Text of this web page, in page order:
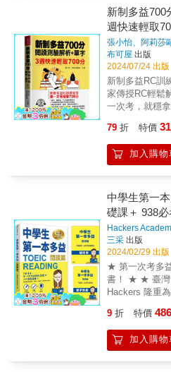
卡」練習畫卡
在實際聽力測
題本，同時還
而擾亂答題步
案卡，考生可
試情境，自己
「分數預測表
必善用書末的
績，掌握自身
高分！多益名
戰，幫助考生
選用書！
測解密2》偏
900考生們的
次多益滿分、
990滿分團隊精
團隊為考生量
進場應考，緊
次，長期追蹤
應對長篇文章
綜合攻略，一
益閱讀測驗中
組，往往讓考
為你量身打造
入掌握這些高
對。在 Week
供技巧性解題
也必能正確解
從兩篇文章中
組，這是多益
精細的出題類
握長篇閱讀的
用的步驟與解
閱讀速度與準
你將自信應對
閱讀障礙，快
語列表，並附
大幅躍升！
字彙、片語與
告…等各類情境
力，只要mp3
「走著學」、
醒著或睡著都
點】 8週基礎
分的祕訣就是
讀」！祕訣1.
「破解法」！
型分類的攻略
更可以熟悉考
學會一題，就
化訓練：把不
up！先做「多
驗，找出不擅
與豐富練習題
閱讀Part 5-6模
自己練得愈多
70次多益滿分
數！Point 3. 積
察力！Point 4.
所有試題」！
模王」，破解
Step 1. 透過「
在開始正式學
時盡量不要用
目，可以在題
號。測驗完後
型／題目／情
畫。Step 2. 分
計畫！根據診
「類型」，建
公式，熟悉主
讓考生一秒就
解題模力──依
書中歸納Part 7
目題型，並公
型與情境類型
計的181題Part
要跟著模王的
型！「多益滿
講解、考點提
斷測驗掌握學
習計劃，就能
的祕訣就是用
讀」！祕訣1.
「破解法」！
章／題目類型
題目盲點，更
題陷阱，多學
分。祕訣2. 強
績就能Level up
計的診斷測驗
習，透過攻略
後再透過完整
收，可以發現
【使用說明】
明瞭，方便訂
10回百分百擬
分目標者精心
命題趨勢，回
間寫最準題型
語境理解從正
訊，全書題目
接對照、理解
輯。逐題詳細
題目中抓出解
題型、補充字
新制題型，方
題型；題目下
新制多益700
週快速輕取
張小怡、阿莉莎
布可屋 出版
2024/07/24 出版
新制多益RC訓
家傳授RC輕鬆
一次考，就穩
範圍 密集實戰
鬆如願！ & &
速、最輕鬆，
向，學會快速
升閱讀力，3週
100分】 ◆1天
完勝制霸，老
提高100% ◆一
都難不倒你 &
外， 本書還收
攻略法、 和新
您能從容應考
略寶典】 獨家
法，分門別類
出符合文章脈
當句子、和理
79 折 特價
加入購物
中學生第一
礎課＋ 938
冊】
Hackers
三采 出版
2024/02/29 出版
★ 第一次考多
書！ ★ ★ 臺灣
Hackers 隆重
★ & 「本書在 4
的完整解說。
頓點， 中學
9 折 特價 486
加入購物